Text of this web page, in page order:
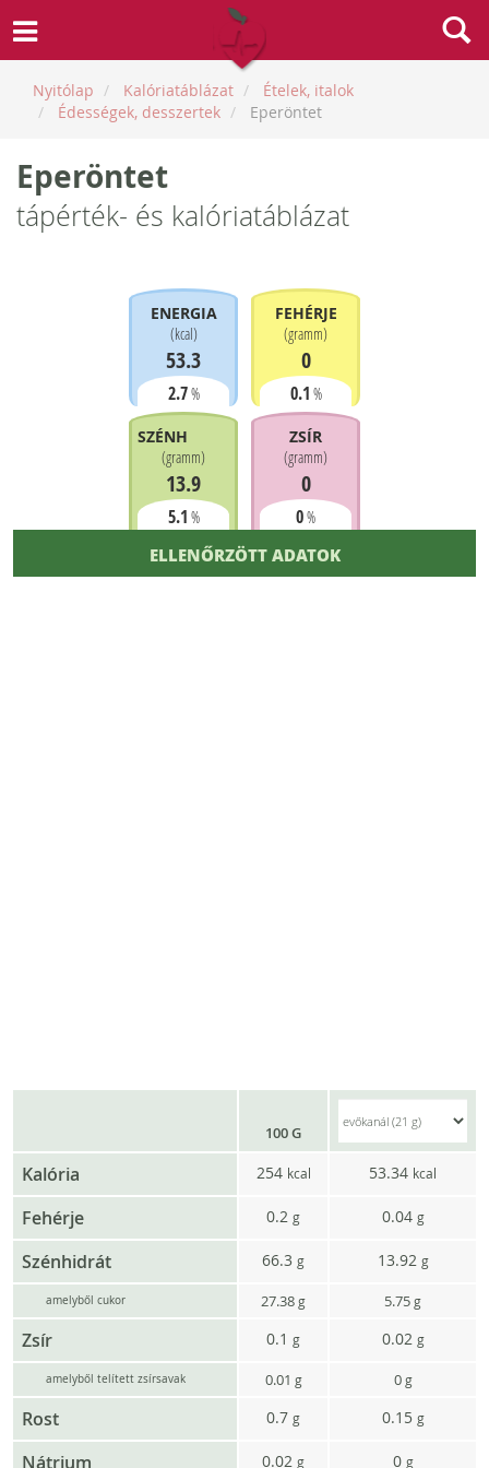
Nyitólap Kalóriatáblázat
Ételek, italok
Édességek, desszertek
Eperöntet
Eperöntet
tápérték- és kalóriatáblázat
ENERGIA
(kcal)
53.3
2.7%
FEHÉRJE
(gramm)
0
0.1 %
SZÉNHIDRÁT
(gramm)
13.9
5.1 %
ZSÍR
(gramm)
0
0%
ELLENŐRZÖTT ADATOK
100 G
Kalória 254 kcal 53.34 kcal
Fehérje 0.2 g 0.04 g
Szénhidrát 66.3 g 13.92 g
amelyből cukor 27.38g 5.75g
Zsír 0.1 g 0.02 g
amelyből telített zsírsavak 0.01 g 0 g
Rost 0.7 g 0.15 g
Nátrium 0.02 g 0 g